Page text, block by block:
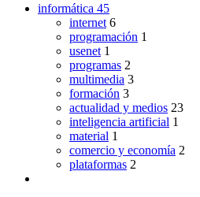
informática 45
internet 6
programación 1
usenet 1
programas 2
multimedia 3
formación 3
actualidad y medios 23
inteligencia artificial 1
material 1
comercio y economía 2
plataformas 2